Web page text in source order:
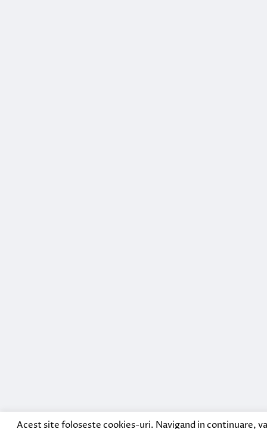
Acest site foloseste cookies-uri. Navigand in continuare,